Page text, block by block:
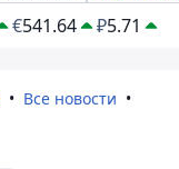
€541.64 ₽5.71
Все новости